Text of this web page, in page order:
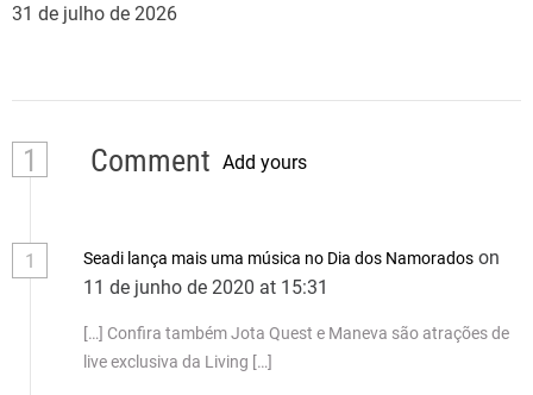
31 de julho de 2026
1 Comment Add yours
1 Seadi lança mais uma música no Dia dos Namorados on
11 de junho de 2020 at 15:31
[…] Confira também Jota Quest e Maneva são atrações de
live exclusiva da Living […]